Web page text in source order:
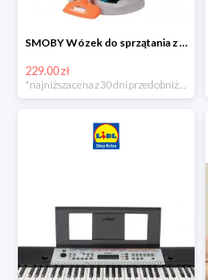
SMOBY Wózek do sprzątania z odkurzaczem
229.00 zł